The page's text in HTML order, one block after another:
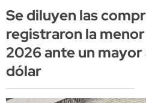
Se diluyen las
registraron la
2026 ante un
dólar